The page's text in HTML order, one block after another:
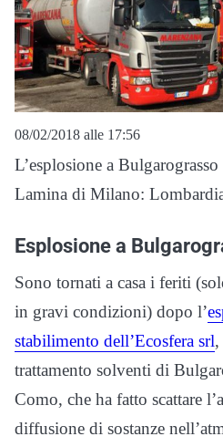
08/02/2018 alle 17:56
L’esplosione a
Lamina di Milano:
Esplosione a
Sono tornati a casa i feriti
in gravi condizioni) dopo l’
stabilimento dell’Ecosfera srl
trattamento solventi di
Como, che ha fatto scattare
diffusione di sostanze